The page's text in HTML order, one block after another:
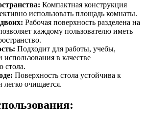
Компактная конструкция
использовать площадь комнаты.
Рабочая поверхность разделена на
каждому пользователю иметь
Подходит для работы, учебы,
использования в качестве
стола.
Поверхность стола устойчива к
легко очищается.